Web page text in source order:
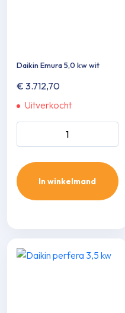
Daikin Emura 5,0 kw wit
€ 3.712,70
Uitverkocht
In winkelmand